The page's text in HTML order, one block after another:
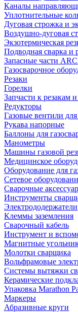
Каналы
Уплотнительные
Дуговая строжка и
Воздушно-дуговая
Экзотермическая
Подводная сварка и
Запасные части
Газосварочное
Резаки
Горелки
Запчасти к резакам
Редукторы
Газовые вентили
Рукава напорные
Баллоны для
Манометры
Машины газовой
Медицинское
Оборудование для
Сетевое
Сварочные
Инструменты
Электрододержатели
Клеммы заземления
Сварочный кабель
Инструмент и
Магнитные
Молотки сварщика
Вольфрамовые
Системы вытяжки
Керамические
Упаковка Marathon
Маркеры
Абразивные круги